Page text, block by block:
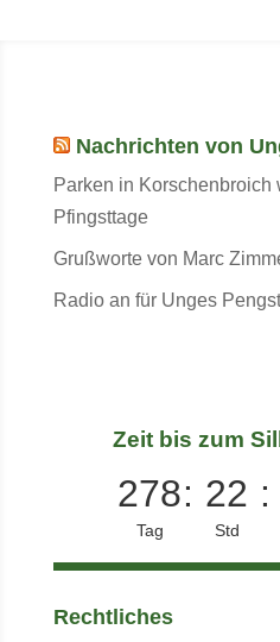
Nachrichten von
Parken in Korschenbroich
Pfingsttage
Grußworte von Marc
Radio an für Unges
Zeit bis zum
278
Tag
: 22
Std
:
Rechtliches